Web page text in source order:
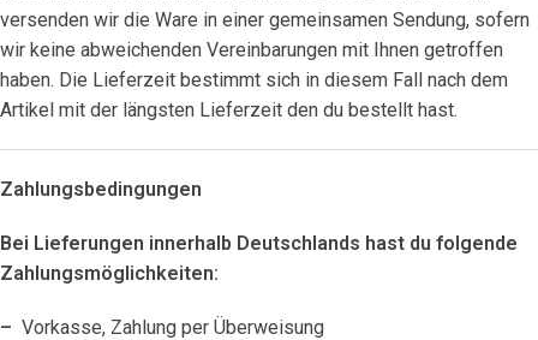
versenden wir die Ware in einer gemeinsamen Sendung, sofern
wir keine abweichenden Vereinbarungen mit Ihnen getroffen
haben. Die Lieferzeit bestimmt sich in diesem Fall nach dem
Artikel mit der längsten Lieferzeit den du bestellt hast.
Zahlungsbedingungen
Bei Lieferungen innerhalb Deutschlands hast du folgende
Zahlungsmöglichkeiten:
– Vorkasse, Zahlung per Überweisung